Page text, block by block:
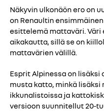
Näkyvin ulkonäön ero on
on Renaultin
esittelemä mattaväri. Väri
aikakautta, sillä se on
mattavärien välillä.
Esprit Alpinessa on
musta katto, minkä lisäksi
ikkunalistoissa ja
versioon suunnitellut 20-